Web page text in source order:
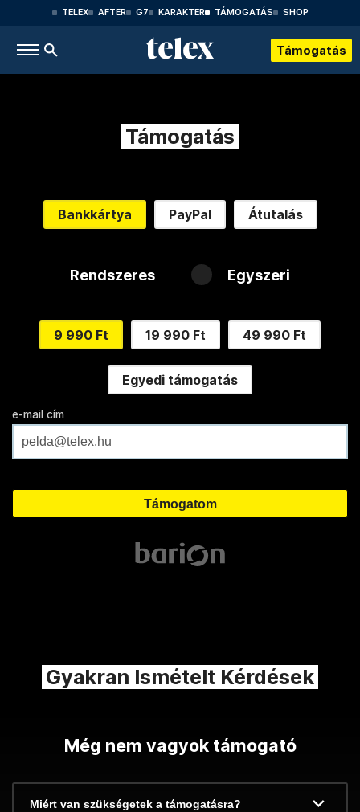
TELEX AFTER G7 KARAKTER TÁMOGATÁS SHOP
Támogatás
Támogatás
Bankkártya PayPal Átutalás
Rendszeres Egyszeri
9 990 Ft 19 990 Ft 49 990 Ft
Egyedi támogatás
e-mail cím
Gyakran Ismételt Kérdések
Még nem vagyok támogató
Miért van szükségetek a támogatásra?